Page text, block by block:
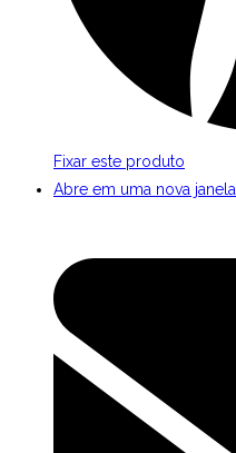
Fixar este produto
Abre em uma nova janela